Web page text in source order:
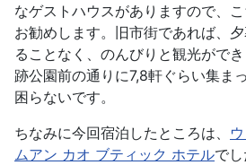
なゲストハウスがありますので、
お勧めします。旧市街であれば、
ることなく、のんびりと観光がで
跡公園前の通りに7,8軒ぐらい集ま
困らないです。
ちなみに今回宿泊したところは、
ムアン カオ ブティック ホテルで